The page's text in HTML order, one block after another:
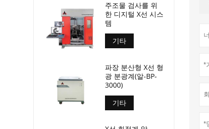
주조물 검사를 위
한 디지털 X선 시스
템
기타
파장 분산형 X선 형
광 분광계(알-BP-
3000)
기타